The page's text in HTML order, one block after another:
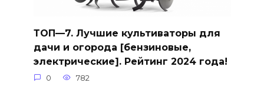
ТОП—7. Лучшие культиваторы для
дачи и огорода [бензиновые,
электрические]. Рейтинг 2024 года!
0 782